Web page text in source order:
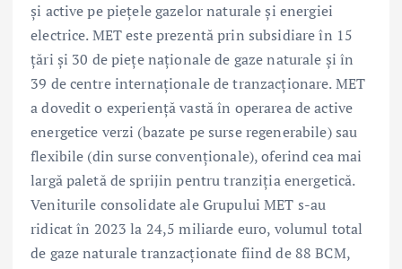
și active pe piețele gazelor naturale și energiei
electrice. MET este prezentă prin subsidiare în 15
țări și 30 de piețe naționale de gaze naturale și în
39 de centre internaționale de tranzacționare. MET
a dovedit o experiență vastă în operarea de active
energetice verzi (bazate pe surse regenerabile) sau
flexibile (din surse convenționale), oferind cea mai
largă paletă de sprijin pentru tranziția energetică.
Veniturile consolidate ale Grupului MET s-au
ridicat în 2023 la 24,5 miliarde euro, volumul total
de gaze naturale tranzacționate fiind de 88 BCM,